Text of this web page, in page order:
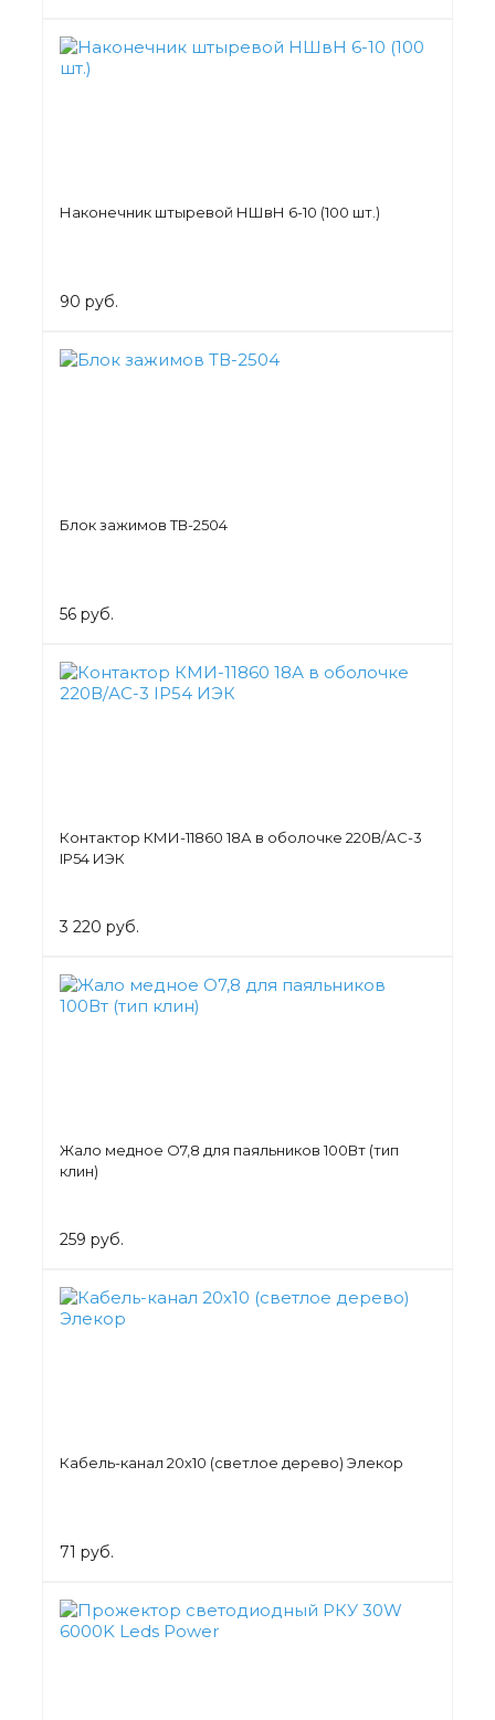
Наконечник штыревой НШвН 6-10 (100 шт.)
90 руб.
Блок зажимов ТВ-2504
56 руб.
Контактор КМИ-11860 18А в оболочке 220В/АС-3
IP54 ИЭК
3 220 руб.
Жало медное О7,8 для паяльников 100Вт (тип
клин)
259 руб.
Кабель-канал 20х10 (светлое дерево) Элекор
71 руб.